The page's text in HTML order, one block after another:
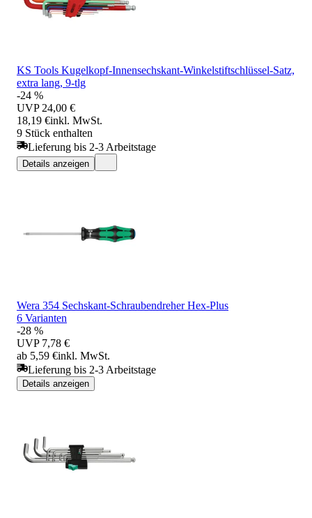
KS Tools Kugelkopf-Innensechskant-Winkelstiftschlüssel-Satz,
extra lang, 9-tlg
-24 %
UVP 24,00 €
18,19 €inkl. MwSt.
9 Stück enthalten
Lieferung bis 2-3 Arbeitstage
Details anzeigen
Wera 354 Sechskant-Schraubendreher Hex-Plus
6 Varianten
-28 %
UVP 7,78 €
ab 5,59 €inkl. MwSt.
Lieferung bis 2-3 Arbeitstage
Details anzeigen